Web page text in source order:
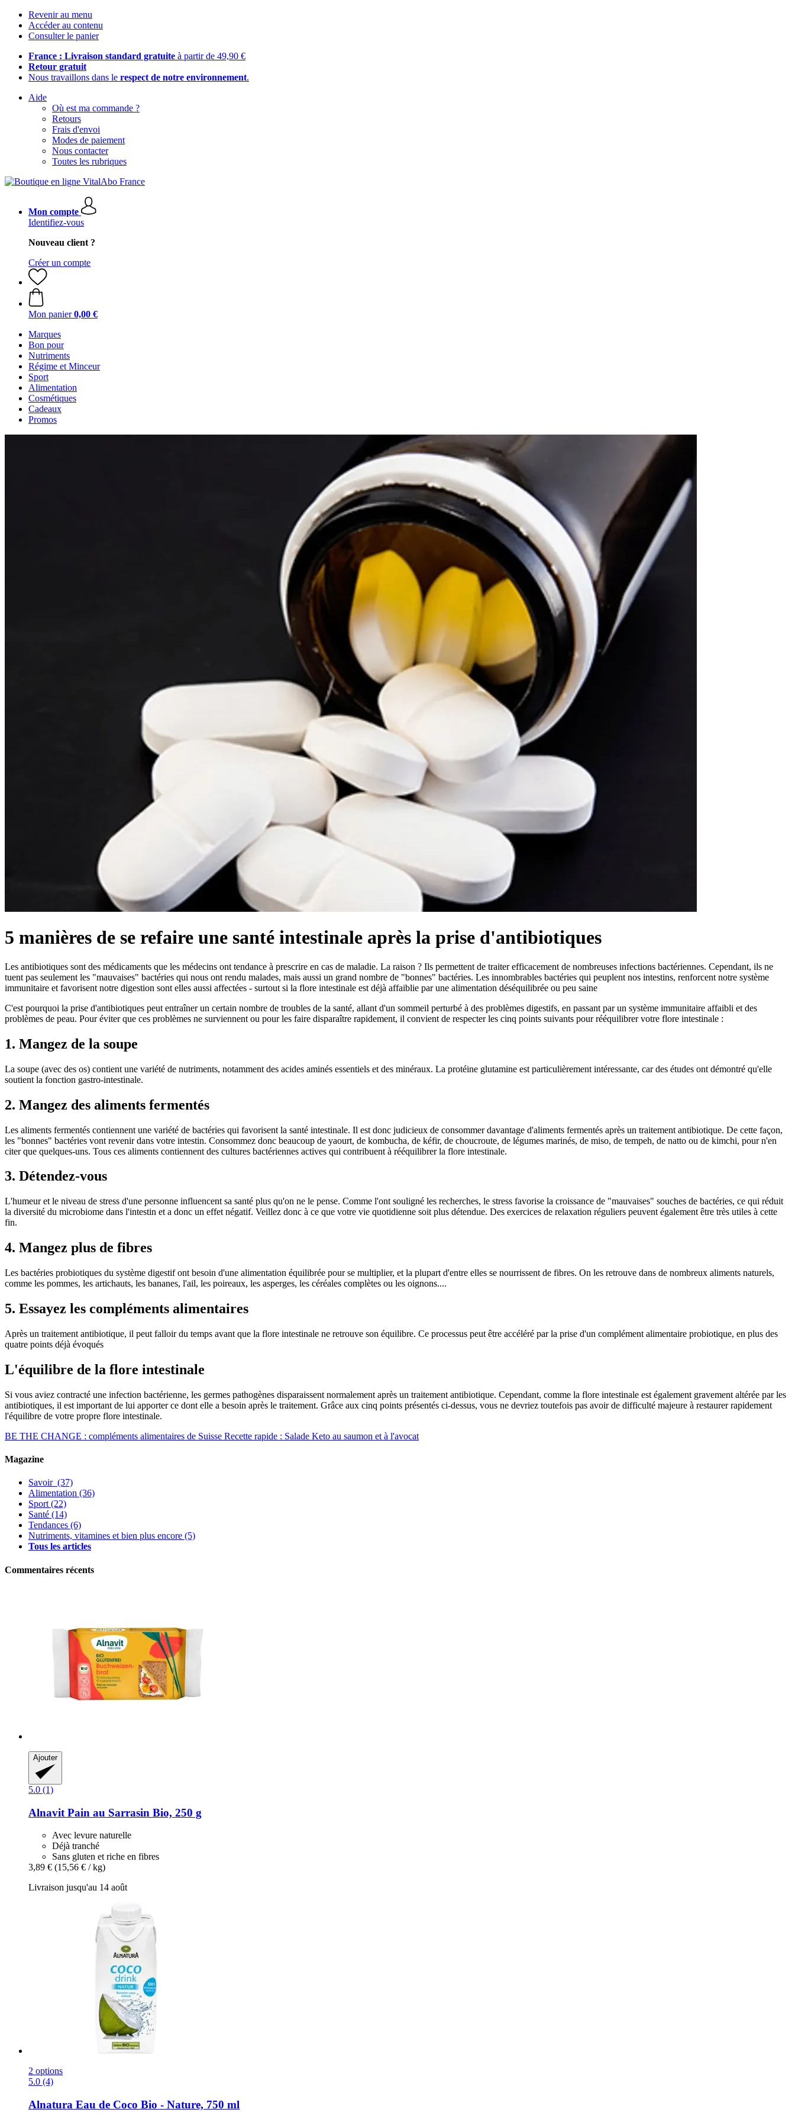
Revenir au menu
Accéder au contenu
Consulter le panier
France : Livraison standard gratuite à partir de 49,90 €
Retour gratuit
Nous travaillons dans le respect de notre environnement.
Aide
Où est ma commande ?
Retours
Frais d'envoi
Modes de paiement
Nous contacter
Toutes les rubriques
Mon compte
Identifiez-vous
Nouveau client ?
Créer un compte
Mon panier 0,00 €
Marques
Bon pour
Nutriments
Régime et Minceur
Sport
Alimentation
Cosmétiques
Cadeaux
Promos
5 manières de se refaire une santé intestinale après la prise d'antibiotiques
Les antibiotiques sont des médicaments que les médecins ont tendance à prescrire en cas de maladie. La raison ? Ils permettent de traiter efficacement de nombreuses infections bactériennes. Cependant, ils ne
tuent pas seulement les "mauvaises" bactéries qui nous ont rendu malades, mais aussi un grand nombre de "bonnes" bactéries. Les innombrables bactéries qui peuplent nos intestins, renforcent notre système
immunitaire et favorisent notre digestion sont elles aussi affectées - surtout si la flore intestinale est déjà affaiblie par une alimentation déséquilibrée ou peu saine
C'est pourquoi la prise d'antibiotiques peut entraîner un certain nombre de troubles de la santé, allant d'un sommeil perturbé à des problèmes digestifs, en passant par un système immunitaire affaibli et des
problèmes de peau. Pour éviter que ces problèmes ne surviennent ou pour les faire disparaître rapidement, il convient de respecter les cinq points suivants pour rééquilibrer votre flore intestinale :
1. Mangez de la soupe
La soupe (avec des os) contient une variété de nutriments, notamment des acides aminés essentiels et des minéraux. La protéine glutamine est particulièrement intéressante, car des études ont démontré qu'elle
soutient la fonction gastro-intestinale.
2. Mangez des aliments fermentés
Les aliments fermentés contiennent une variété de bactéries qui favorisent la santé intestinale. Il est donc judicieux de consommer davantage d'aliments fermentés après un traitement antibiotique. De cette façon,
les "bonnes" bactéries vont revenir dans votre intestin. Consommez donc beaucoup de yaourt, de kombucha, de kéfir, de choucroute, de légumes marinés, de miso, de tempeh, de natto ou de kimchi, pour n'en
citer que quelques-uns. Tous ces aliments contiennent des cultures bactériennes actives qui contribuent à rééquilibrer la flore intestinale.
3. Détendez-vous
L'humeur et le niveau de stress d'une personne influencent sa santé plus qu'on ne le pense. Comme l'ont souligné les recherches, le stress favorise la croissance de "mauvaises" souches de bactéries, ce qui réduit
la diversité du microbiome dans l'intestin et a donc un effet négatif. Veillez donc à ce que votre vie quotidienne soit plus détendue. Des exercices de relaxation réguliers peuvent également être très utiles à cette
fin.
4. Mangez plus de fibres
Les bactéries probiotiques du système digestif ont besoin d'une alimentation équilibrée pour se multiplier, et la plupart d'entre elles se nourrissent de fibres. On les retrouve dans de nombreux aliments naturels,
comme les pommes, les artichauts, les bananes, l'ail, les poireaux, les asperges, les céréales complètes ou les oignons....
5. Essayez les compléments alimentaires
Après un traitement antibiotique, il peut falloir du temps avant que la flore intestinale ne retrouve son équilibre. Ce processus peut être accéléré par la prise d'un complément alimentaire probiotique, en plus des
quatre points déjà évoqués
L'équilibre de la flore intestinale
Si vous aviez contracté une infection bactérienne, les germes pathogènes disparaissent normalement après un traitement antibiotique. Cependant, comme la flore intestinale est également gravement altérée par les
antibiotiques, il est important de lui apporter ce dont elle a besoin après le traitement. Grâce aux cinq points présentés ci-dessus, vous ne devriez toutefois pas avoir de difficulté majeure à restaurer rapidement
l'équilibre de votre propre flore intestinale.
BE THE CHANGE : compléments alimentaires de Suisse Recette rapide : Salade Keto au saumon et à l'avocat
Magazine
Savoir (37)
Alimentation (36)
Sport (22)
Santé (14)
Tendances (6)
Nutriments, vitamines et bien plus encore (5)
Tous les articles
Commentaires récents
Ajouter
5.0 (1)
Alnavit Pain au Sarrasin Bio, 250 g
Avec levure naturelle
Déjà tranché
Sans gluten et riche en fibres
3,89 € (15,56 € / kg)
Livraison jusqu'au 14 août
2 options
5.0 (4)
Alnatura Eau de Coco Bio -​ Nature, 750 ml